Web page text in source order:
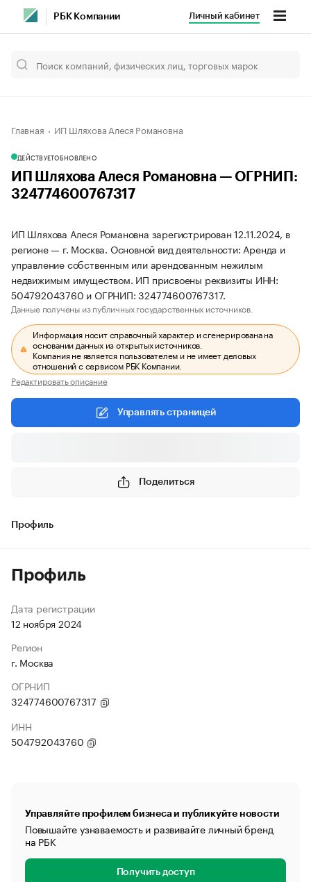
РБК Компании Личный кабинет
Главная ИП Шляхова Алеся Романовна
ДЕЙСТВУЕТОБНОВЛЕНО
ИП Шляхова Алеся Романовна — ОГРНИП:
324774600767317
ИП Шляхова Алеся Романовна зарегистрирован 12.11.2024, в
регионе — г. Москва. Основной вид деятельности: Аренда и
управление собственным или арендованным нежилым
недвижимым имуществом. ИП присвоены реквизиты ИНН:
504792043760 и ОГРНИП: 324774600767317.
Данные получены из публичных государственных источников.
Информация носит справочный характер и сгенерирована на
основании данных из открытых источников.
Компания не является пользователем и не имеет деловых
отношений с сервисом РБК Компании.
Редактировать описание
Управлять страницей
Поделиться
Профиль
Профиль
Дата регистрации
12 ноября 2024
Регион
г. Москва
ОГРНИП
324774600767317
ИНН
504792043760
Управляйте профилем бизнеса и публикуйте новости
Повышайте узнаваемость и развивайте личный бренд
на РБК
Получить доступ